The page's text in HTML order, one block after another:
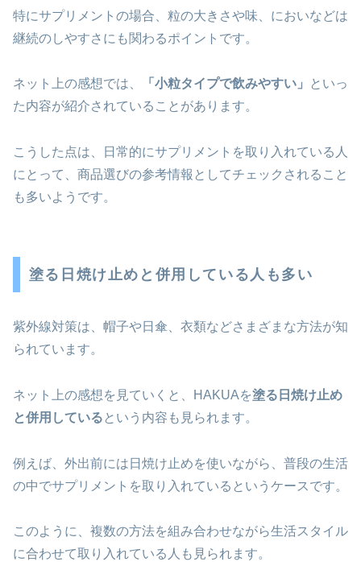
特にサプリメントの場合、粒の大きさや味、においなどは
継続のしやすさにも関わるポイントです。
ネット上の感想では、 「小粒タイプで飲みやすい」
といっ
た内容が紹介されていることがあります。
こうした点は、日常的にサプリメントを取り入れている人
にとって、商品選びの参考情報としてチェックされること
も多いようです。
塗る日焼け止めと併用している人も多い
紫外線対策は、帽子や日傘、衣類などさまざまな方法が知
られています。
ネット上の感想を見ていくと、HAKUAを塗る日焼け止め
と併用している という内容も見られます。
例えば、外出前には日焼け止めを使いながら、普段の生活
の中でサプリメントを取り入れているというケースです。
このように、複数の方法を組み合わせながら生活スタイル
に合わせて取り入れている人も見られます。